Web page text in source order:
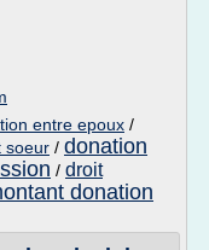
entre epoux /
soeur / donation
/ droit
donation